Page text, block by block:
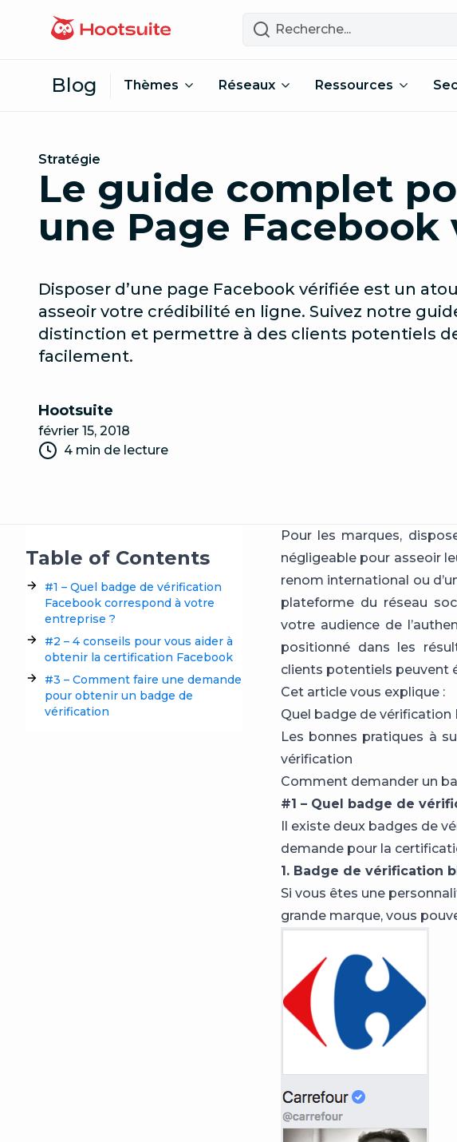
Recherche
Blog Thèmes Réseaux Ressources
Stratégie
Le guide complet
une Page Facebook
Disposer d’une page Facebook vérifiée est un
asseoir votre crédibilité en ligne. Suivez notre
distinction et permettre à des clients potentiels
facilement.
Hootsuite
février 15, 2018
4 min de lecture
Table of Contents
#1 – Quel badge de vérification
Facebook correspond à votre
entreprise ?
#2 – 4 conseils pour vous aider à
obtenir la certification Facebook
#3 – Comment faire une demande
pour obtenir un badge de
vérification
Pour les marques,
négligeable pour asseoir
renom international ou
plateforme du réseau
votre audience de
positionné dans les
clients potentiels peuvent
Cet article vous explique :
Quel badge de
Les bonnes pratiques à
vérification
Comment demander un
#1 – Quel badge de
Il existe deux badges de
demande pour la
1. Badge de vérification
Si vous êtes une
grande marque, vous